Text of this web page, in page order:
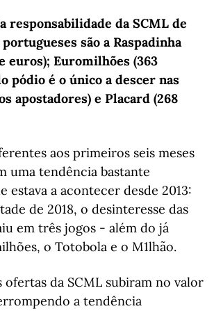
responsabilidade da SCML de
são a Raspadinha
euros); Euromilhões (363
pódio é o único a descer nas
apostadores) e Placard (268
aos primeiros seis meses
uma tendência bastante
estava a acontecer desde 2013:
de 2018, o desinteresse das
em três jogos - além do já
o Totobola e o M1lhão.
ofertas da SCML subiram no valor
a tendência